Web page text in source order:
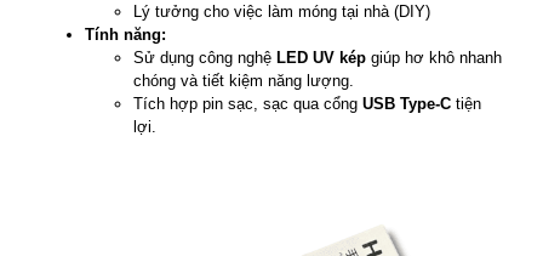
Lý tưởng cho việc làm móng tại nhà (DIY)
Tính năng:
Sử dụng công nghệ LED UV kép giúp hơ khô nhanh
chóng và tiết kiệm năng lượng.
Tích hợp pin sạc, sạc qua cổng USB Type-C tiện
lợi.